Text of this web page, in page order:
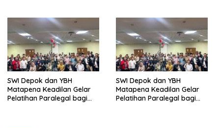
SWI Depok dan YBH
Matapena Keadilan Gelar
Pelatihan Paralegal bagi
SWI Depok dan YBH
Matapena Keadilan Gelar
Pelatihan Paralegal bagi